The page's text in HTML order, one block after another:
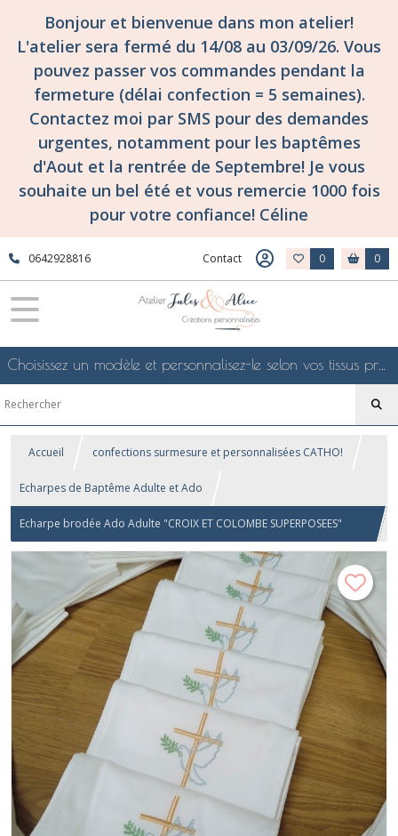
Bonjour et bienvenue dans mon atelier!
L'atelier sera fermé du 14/08 au 03/09/26. Vous
pouvez passer vos commandes pendant la
fermeture (délai confection = 5 semaines).
Contactez moi par SMS pour des demandes
urgentes, notamment pour les baptêmes
d'Aout et la rentrée de Septembre! Je vous
souhaite un bel été et vous remercie 1000 fois
pour votre confiance! Céline
0642928816 Contact 0 0
Choisissez un modèle et personnalisez-le selon vos tissus préférés de mes collections en ligne, je le confectionnerai selon vos souhaits
Accueil confections surmesure et personnalisées CATHO!
Echarpes de Baptême Adulte et Ado
Echarpe brodée Ado Adulte "CROIX ET COLOMBE SUPERPOSEES"
(personnalisable avec date et prénom)